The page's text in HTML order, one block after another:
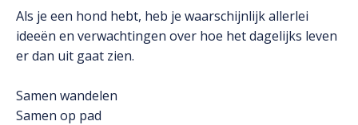
Als je een hond hebt, heb je waarschijnlijk allerlei
ideeën en verwachtingen over hoe het dagelijks leven
er dan uit gaat zien.
Samen wandelen
Samen op pad